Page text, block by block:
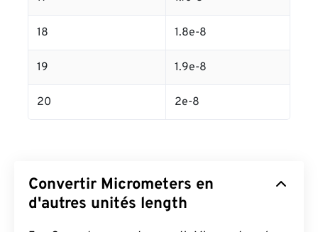
18 1.8e-8
19 1.9e-8
20 2e-8
Convertir Micrometers en
d'autres unités length